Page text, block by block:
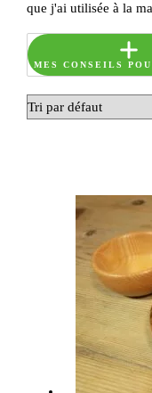
que j'ai utilisée à la
MES CONSEILS